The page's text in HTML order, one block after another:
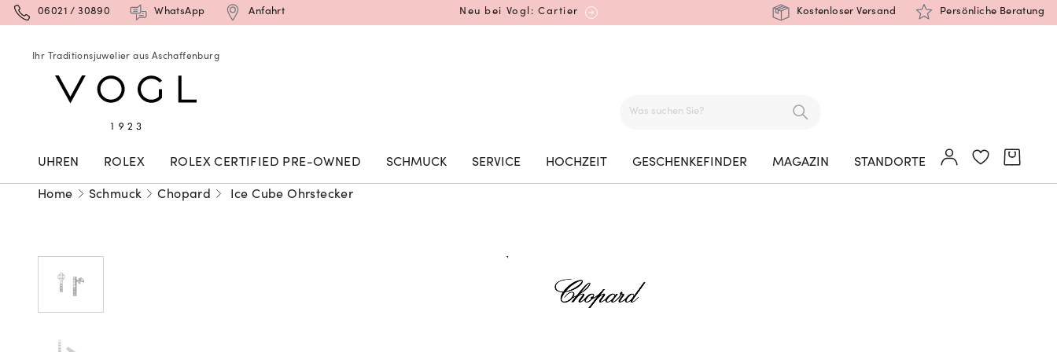
06021 / 30890 WhatsApp Anfahrt Neu bei Vogl: Cartier
Mehr erfahren: Ikonische Uhren von Cartier
Neu bei Vogl: Uhren von Grand Seiko
Kostenloser Versand Persönliche Beratung
Ihr Traditionsjuwelier aus Aschaffenburg
UHREN ROLEX ROLEX CERTIFIED PRE-OWNED SCHMUCK SERVICE HOCHZEIT GESCHENKEFINDER MAGAZIN STANDORTE
Home Schmuck Chopard Ice Cube Ohrstecker